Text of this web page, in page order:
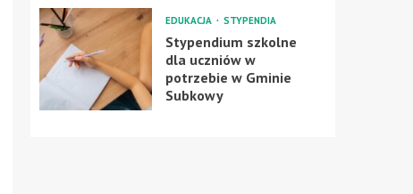
EDUKACJA STYPENDIA
Stypendium szkolne
dla uczniów w
potrzebie w Gminie
Subkowy